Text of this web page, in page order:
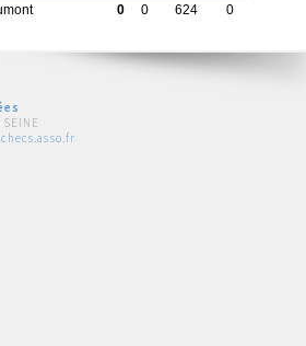
0 0 624 0